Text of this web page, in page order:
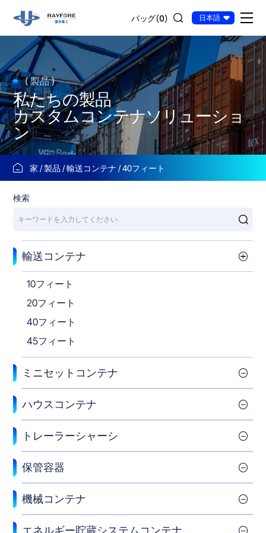
40
フ
ィ
ー
ト
ス
ー
パ
ー
ハ
ュ
イ
ド
オ
ー
プ
ン
コ
バッグ(0) 日本語
( 製品 )
私たちの製品
カスタムコンテナソリューショ
ン
家 製品 輸送コンテナ 40フィート
検索
輸送コンテナ
10フィート
20フィート
40フィート
45フィート
ミニセットコンテナ
ハウスコンテナ
トレーラーシャーシ
保管容器
機械コンテナ
エネルギー貯蔵システムコンテナ